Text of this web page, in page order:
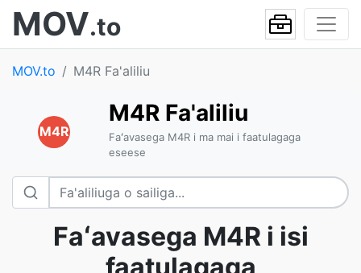
MOV.to
MOV.to M4R Fa'aliliu
M4R
M4R Fa'aliliu
Faʻavasega M4R i ma mai i faatulagaga
eseese
Faʻavasega M4R i isi